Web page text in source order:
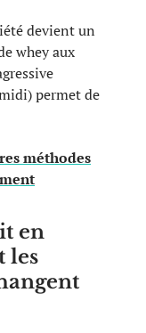
devient un
whey aux
permet de
méthodes
en
les